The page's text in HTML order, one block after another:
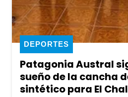
Patagonia Austral
sueño de la cancha
sintético para El
DEPORTES